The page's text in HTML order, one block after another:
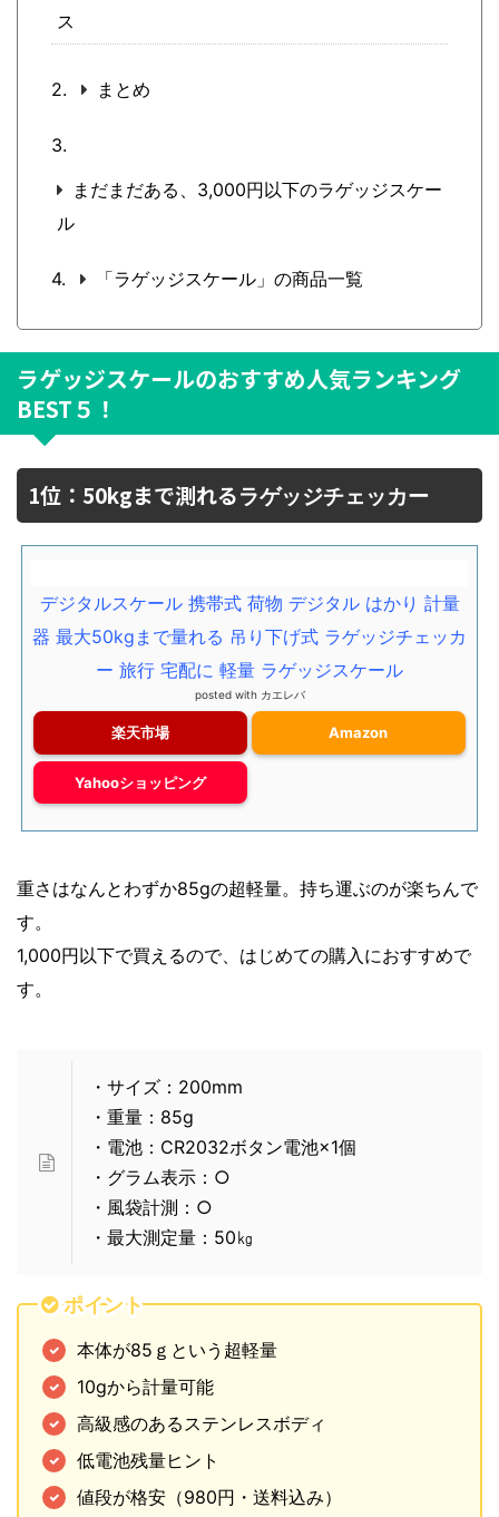
ス
まとめ
まだまだある、3,000円以下のラゲッジスケー
ル
「ラゲッジスケール」の商品一覧
ラゲッジスケールのおすすめ人気ランキング
BEST５！
1位：50kgまで測れるラゲッジチェッカー
デジタルスケール 携帯式 荷物 デジタル はかり 計量
器 最大50kgまで量れる 吊り下げ式 ラゲッジチェッカ
ー 旅行 宅配に 軽量 ラゲッジスケール
posted with カエレバ
楽天市場 Amazon
Yahooショッピング
重さはなんとわずか85gの超軽量。持ち運ぶのが楽ちんで
す。
1,000円以下で買えるので、はじめての購入におすすめで
す。
・サイズ：200mm
・重量：85g
・電池：CR2032ボタン電池×1個
・グラム表示：○
・風袋計測：○
・最大測定量：50㎏
ポイント
本体が85ｇという超軽量
10gから計量可能
高級感のあるステンレスボディ
低電池残量ヒント
値段が格安（980円・送料込み）